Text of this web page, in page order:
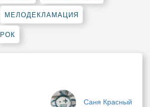
МЕЛОДЕКЛАМАЦИЯ
РОК
Саня Красный